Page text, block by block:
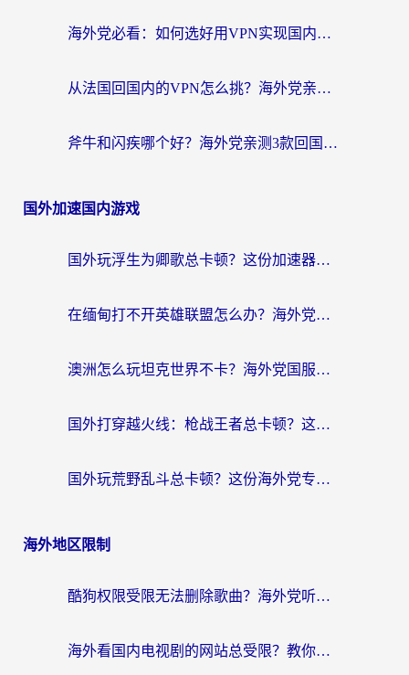
海外党必看：如何选好用VPN实现国内资源无缝访问？从越南到全球都适用
从法国回国内的VPN怎么挑？海外党亲测：稳定、多端、安全才是关键
斧牛和闪疾哪个好？海外党亲测3款回国加速器，教你选到不踩坑的那一款
国外加速国内游戏
国外玩浮生为卿歌总卡顿？这份加速器选择指南帮你找回丝滑体验
在缅甸打不开英雄联盟怎么办？海外党亲测有效的国服游戏加速指南
澳洲怎么玩坦克世界不卡？海外党国服游戏加速终极指南（附逆战奇妙碰碰车解决方案）
国外打穿越火线：枪战王者总卡顿？这篇加速器推荐下载指南帮你解决延迟难题
国外玩荒野乱斗总卡顿？这份海外党专属的国服游戏加速攻略请收好
海外地区限制
酷狗权限受限无法删除歌曲？海外党听国内音乐的终极解决方案来了
海外看国内电视剧的网站总受限？教你选对回国加速器，轻松追热剧